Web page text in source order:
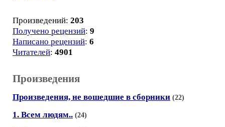
Произведений: 203
Получено рецензий: 9
Написано рецензий: 6
Читателей: 4901
Произведения
Произведения, не вошедшие в сборники (22)
1. Всем людям.. (24)